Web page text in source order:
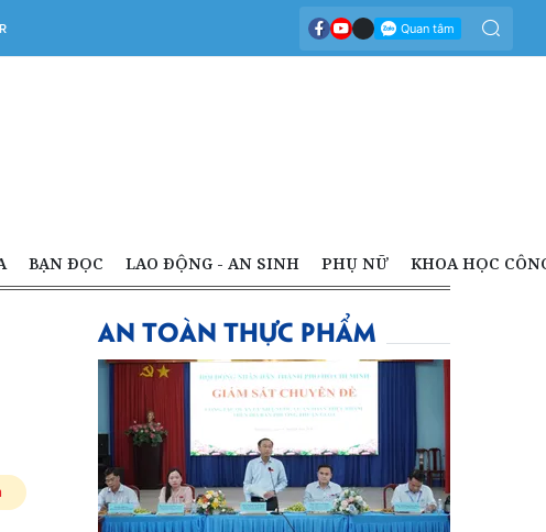
BẠN ĐỌC LAO ĐỘNG - AN SINH PHỤ NỮ KHOA HỌC
AN TOÀN THỰC PHẨM